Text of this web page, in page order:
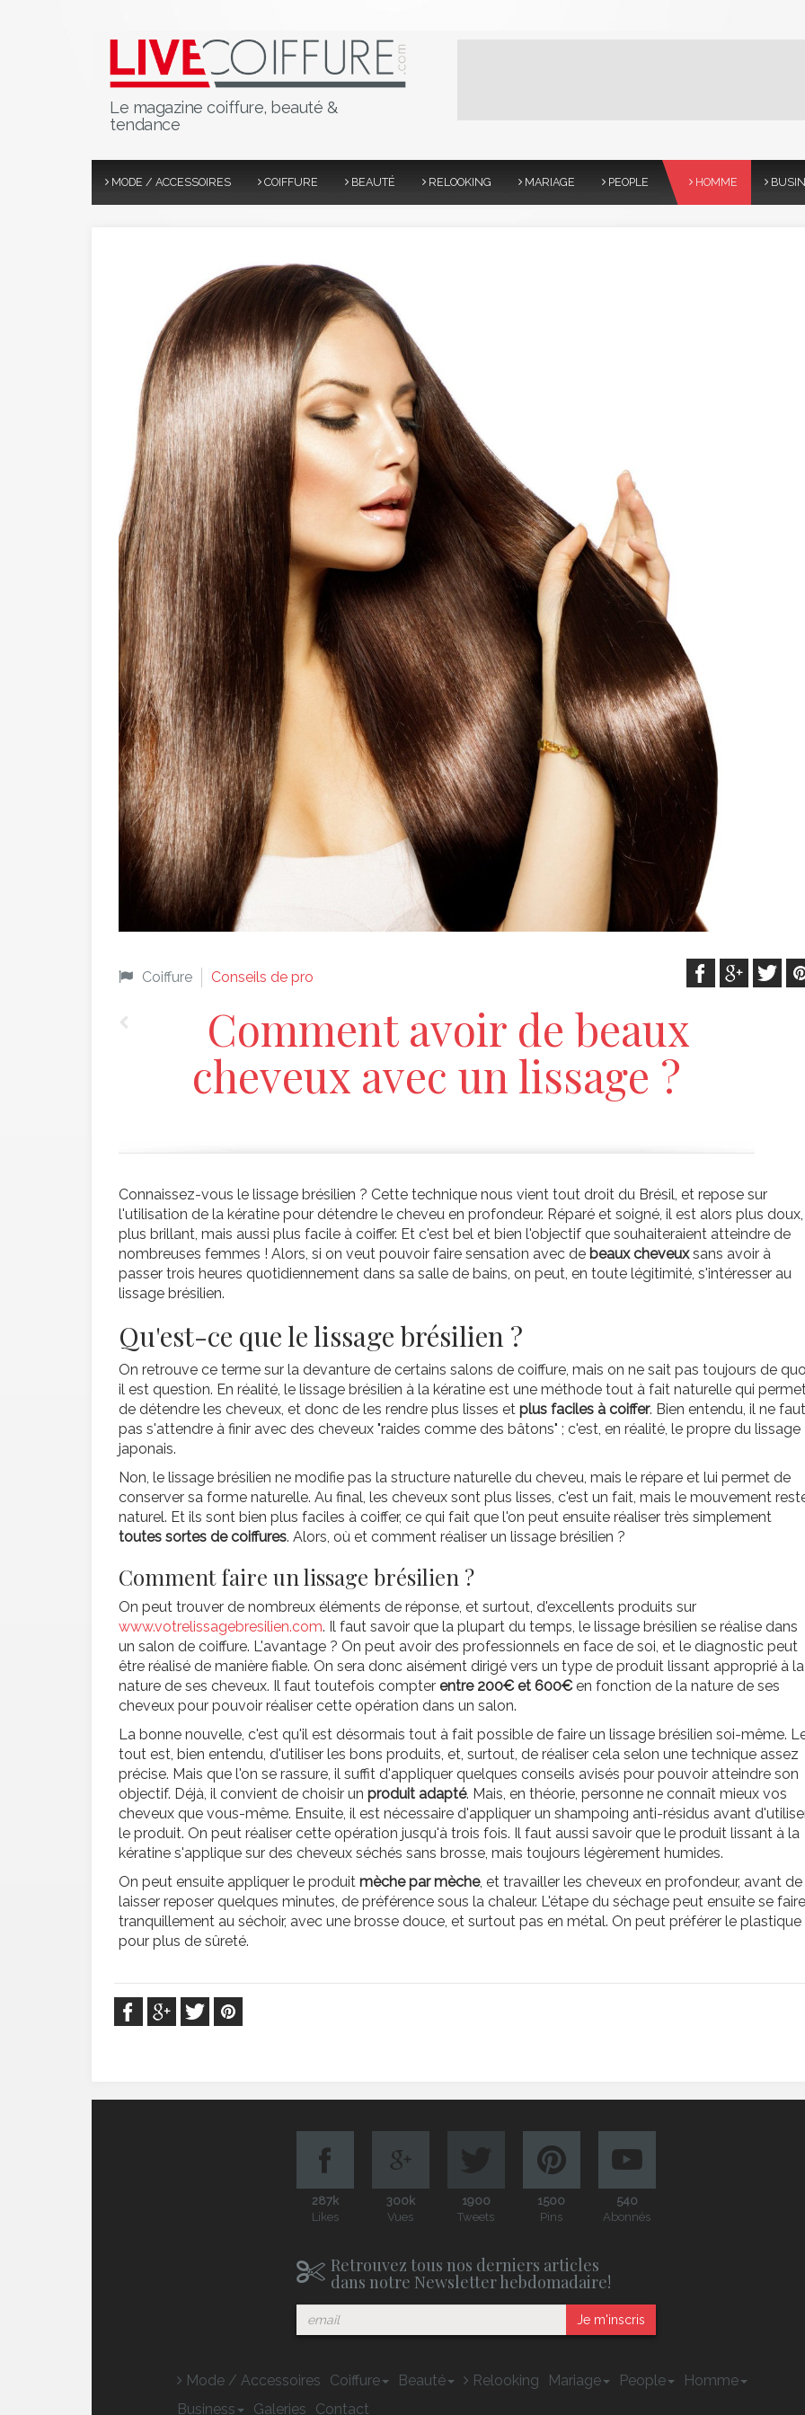
Le magazine coiffure, beauté &
tendance
MODE / ACCESSOIRES COIFFURE BEAUTÉ RELOOKING MARIAGE PEOPLE HOMME
Coiffure Conseils de pro
Comment avoir de beaux
cheveux avec un lissage ?
Connaissez-vous le lissage brésilien ? Cette technique nous vient tout droit du Brésil, et repose sur
l'utilisation de la kératine pour détendre le cheveu en profondeur. Réparé et soigné, il est alors plus doux,
plus brillant, mais aussi plus facile à coiffer. Et c'est bel et bien l'objectif que souhaiteraient atteindre de
nombreuses femmes ! Alors, si on veut pouvoir faire sensation avec de beaux cheveuxsans avoir à
passer trois heures quotidiennement dans sa salle de bains, on peut, en toute légitimité, s'intéresser au
lissage brésilien.
Qu'est-ce que le lissage brésilien ?
On retrouve ce terme sur la devanture de certains salons de coiffure, mais on ne sait pas toujours de
il est question. En réalité, le lissage brésilien à la kératine est une méthode tout à fait naturelle qui
de détendre les cheveux, et donc de les rendre plus lisses et plus faciles à coiffer. Bien entendu, il ne faut
pas s'attendre à finir avec des cheveux "raides comme des bâtons" ; c'est, en réalité, le propre du lissage
japonais.
Non, le lissage brésilien ne modifie pas la structure naturelle du cheveu, mais le répare et lui permet de
conserver sa forme naturelle. Au final, les cheveux sont plus lisses, c'est un fait, mais le mouvement
naturel. Et ils sont bien plus faciles à coiffer, ce qui fait que l'on peut ensuite réaliser très simplement
toutes sortes de coiffures. Alors, où et comment réaliser un lissage brésilien ?
Comment faire un lissage brésilien ?
On peut trouver de nombreux éléments de réponse, et surtout, d'excellents produits sur
www.votrelissagebresilien.com. Il faut savoir que la plupart du temps, le lissage brésilien se réalise dans
un salon de coiffure. L'avantage ? On peut avoir des professionnels en face de soi, et le diagnostic peut
être réalisé de manière fiable. On sera donc aisément dirigé vers un type de produit lissant approprié à la
nature de ses cheveux. Il faut toutefois compter entre 200€ et 600€en fonction de la nature de ses
cheveux pour pouvoir réaliser cette opération dans un salon.
La bonne nouvelle, c'est qu'il est désormais tout à fait possible de faire un lissage brésilien soi-même.
tout est, bien entendu, d'utiliser les bons produits, et, surtout, de réaliser cela selon une technique assez
précise. Mais que l'on se rassure, il suffit d'appliquer quelques conseils avisés pour pouvoir atteindre son
objectif. Déjà, il convient de choisir un produit adapté. Mais, en théorie, personne ne connaît mieux vos
cheveux que vous-même. Ensuite, il est nécessaire d'appliquer un shampoing anti-résidus avant
le produit. On peut réaliser cette opération jusqu'à trois fois. Il faut aussi savoir que le produit lissant à la
kératine s'applique sur des cheveux séchés sans brosse, mais toujours légèrement humides.
On peut ensuite appliquer le produit mèche par mèche, et travailler les cheveux en profondeur, avant de
laisser reposer quelques minutes, de préférence sous la chaleur. L'étape du séchage peut ensuite se faire
tranquillement au séchoir, avec une brosse douce, et surtout pas en métal. On peut préférer le plastique
pour plus de sûreté.
287k
Likes
300k
Vues
1900
Tweets
1500
Pins
540
Abonnés
Retrouvez tous nos derniers articles
dans notre Newsletter hebdomadaire!
Je m'inscris
Mode / Accessoires Coiffure Beauté Relooking Mariage People
Homme
Business
Galeries Contact